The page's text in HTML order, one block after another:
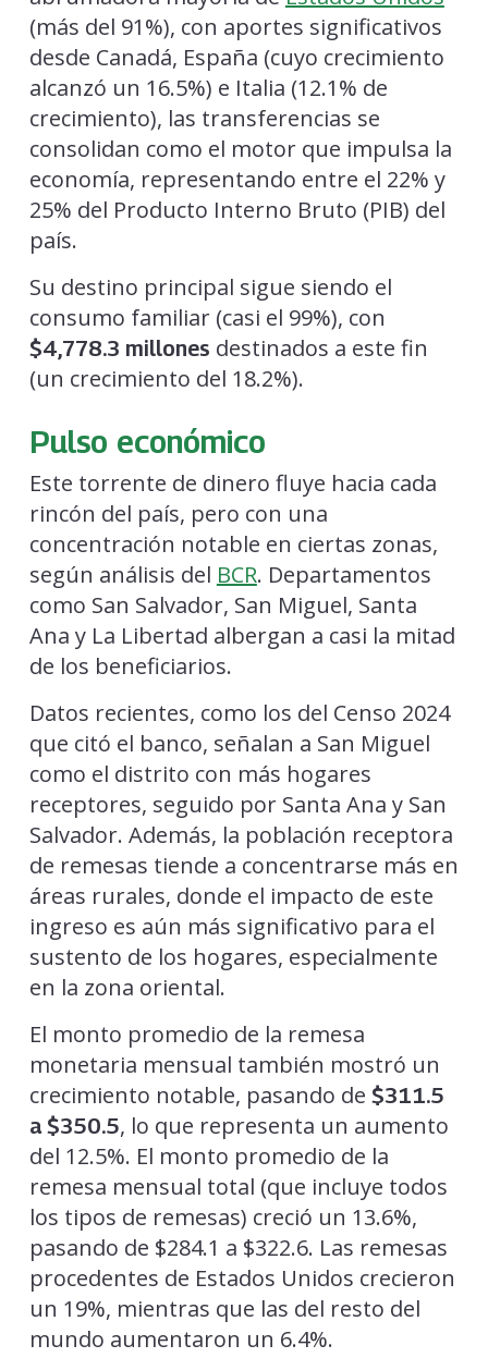
(más del 91%), con aportes significativos
desde Canadá, España (cuyo crecimiento
alcanzó un 16.5%) e Italia (12.1% de
crecimiento), las transferencias se
consolidan como el motor que impulsa la
economía, representando entre el 22% y
25% del Producto Interno Bruto (PIB) del
país.
Su destino principal sigue siendo el
consumo familiar (casi el 99%), con
$4,778.3 millones destinados a este fin
(un crecimiento del 18.2%).
Pulso económico
Este torrente de dinero fluye hacia cada
rincón del país, pero con una
concentración notable en ciertas zonas,
según análisis del BCR. Departamentos
como San Salvador, San Miguel, Santa
Ana y La Libertad albergan a casi la mitad
de los beneficiarios.
Datos recientes, como los del Censo 2024
que citó el banco, señalan a San Miguel
como el distrito con más hogares
receptores, seguido por Santa Ana y San
Salvador. Además, la población receptora
de remesas tiende a concentrarse más en
áreas rurales, donde el impacto de este
ingreso es aún más significativo para el
sustento de los hogares, especialmente
en la zona oriental.
El monto promedio de la remesa
monetaria mensual también mostró un
crecimiento notable, pasando de $311.5
a $350.5, lo que representa un aumento
del 12.5%. El monto promedio de la
remesa mensual total (que incluye todos
los tipos de remesas) creció un 13.6%,
pasando de $284.1 a $322.6. Las remesas
procedentes de Estados Unidos crecieron
un 19%, mientras que las del resto del
mundo aumentaron un 6.4%.